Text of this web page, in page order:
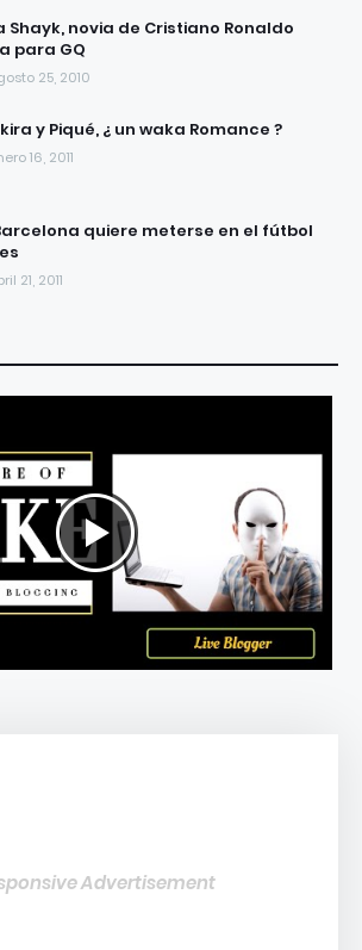
Shayk, novia de Cristiano Ronaldo
para GQ
25, 2010
y Piqué, ¿ un waka Romance ?
16, 2011
quiere meterse en el fútbol
21, 2011
Advertisement